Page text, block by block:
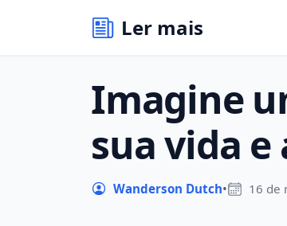
Ler mais
Imagine
sua vida
Wanderson Dutch• 16 de